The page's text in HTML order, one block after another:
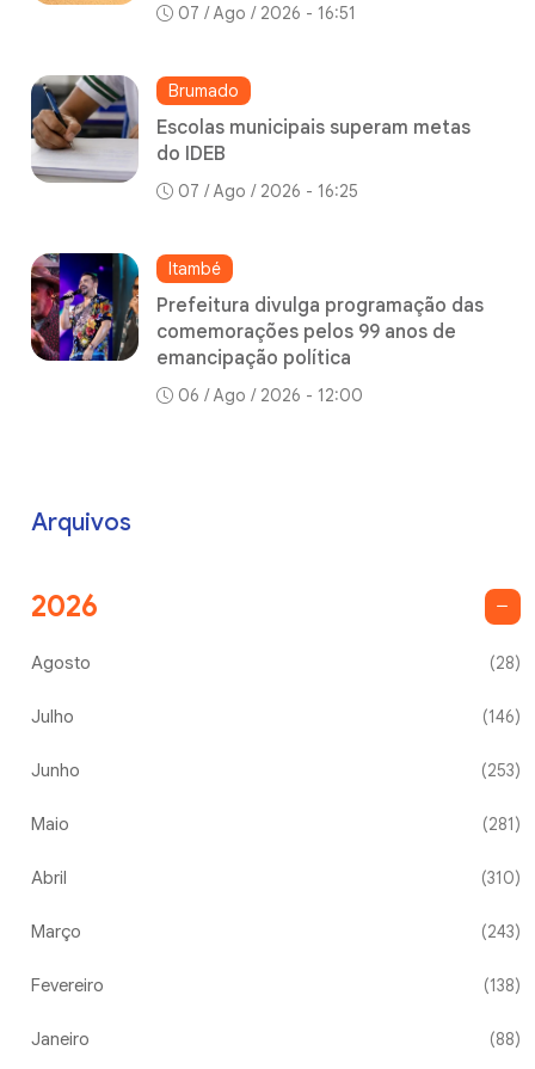
07 / Ago / 2026 - 16:51
Brumado
Escolas municipais superam metas
do IDEB
07 / Ago / 2026 - 16:25
Itambé
Prefeitura divulga programação das
comemorações pelos 99 anos de
emancipação política
06 / Ago / 2026 - 12:00
Arquivos
2026
Agosto (28)
Julho (146)
Junho (253)
Maio (281)
Abril (310)
Março (243)
Fevereiro (138)
Janeiro (88)